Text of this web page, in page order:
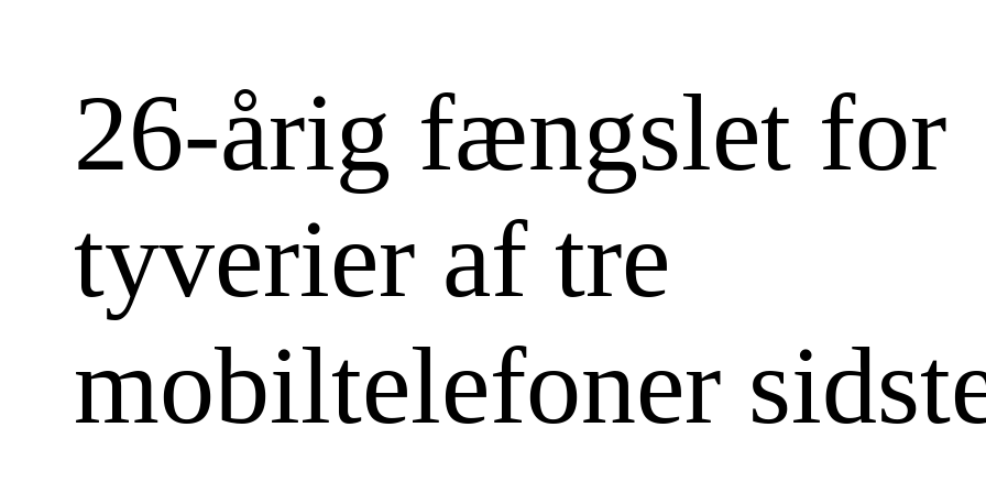
26-årig fængslet for
tyverier af tre
mobiltelefoner